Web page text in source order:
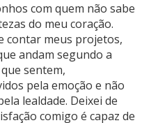
com quem não sabe
do meu coração.
contar meus projetos,
andam segundo a
sentem,
pela emoção e não
lealdade. Deixei de
comigo é capaz de